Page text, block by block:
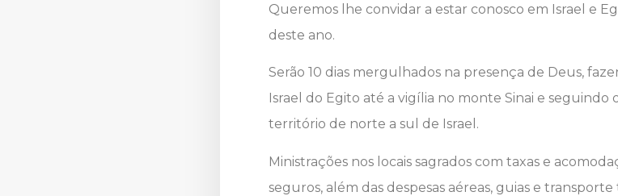
Queremos lhe convidar a estar conosco em Israel e
deste ano.
Serão 10 dias mergulhados na presença de Deus,
Israel do Egito até a vigília no monte Sinai e seguindo
território de norte a sul de Israel.
Ministrações nos locais sagrados com taxas e
seguros, além das despesas aéreas, guias e